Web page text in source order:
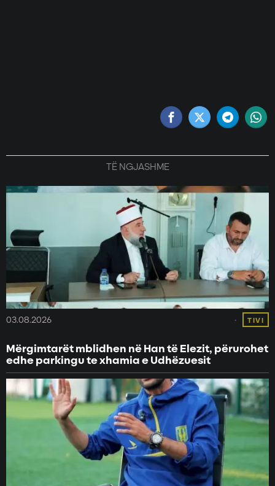
TË NGJASHME
03.08.2026 TIVI
Mërgimtarët mblidhen në Han të Elezit, përurohet
edhe parkingu te xhamia e Udhëzuesit